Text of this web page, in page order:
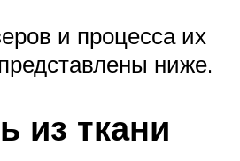
и процесса их
ниже.
из ткани